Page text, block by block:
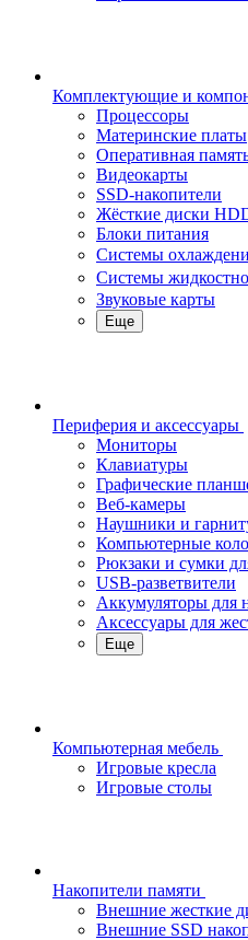
Комплектующие и
Процессоры
Материнские платы
Оперативная
Видеокарты
SSD-накопители
Жёсткие диски
Блоки питания
Системы
Системы
Звуковые карты
Еще
Периферия и аксессуары
Мониторы
Клавиатуры
Графические
Веб-камеры
Наушники и
Компьютерные
Рюкзаки и сумки
USB-разветвители
Аккумуляторы для
Аксессуары для
Еще
Компьютерная мебель
Игровые кресла
Игровые столы
Накопители памяти
Внешние жесткие
Внешние SSD